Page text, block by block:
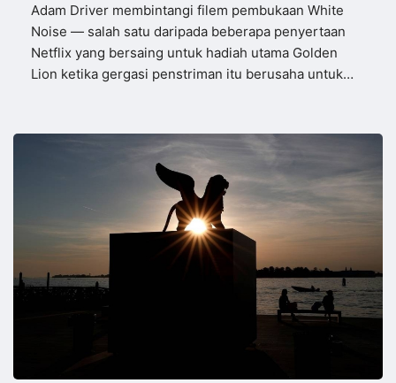
Adam Driver membintangi filem pembukaan White
Noise ― salah satu daripada beberapa penyertaan
Netflix yang bersaing untuk hadiah utama Golden
Lion ketika gergasi penstriman itu berusaha untuk…